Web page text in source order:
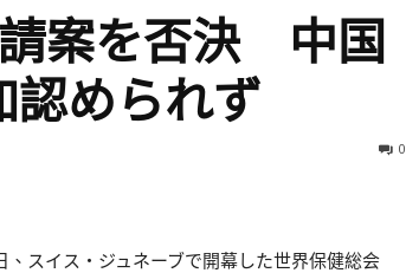
案を否決 中国
認められず
0
、スイス・ジュネーブで開幕した世界保健総会